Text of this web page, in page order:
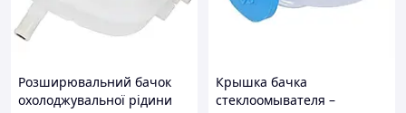
Розширювальний бачок
охолоджувальної рідини
Крышка бачка
стеклоомывателя –